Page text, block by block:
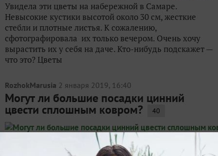
Увидела эти цветы на набережной в Самаре.
Невысокие кустики высотой около 30 см, жесткие
стебли и плотные листья. К сожалению,
сфотографировала их только вечером. Очень хочу
вырастить их у себя на даче. Кто-нибудь подскажет —
что это? Цветы
RozhokMarusia 2 января 2019, 16:40
Могут ли большие посадки цинний
цвести сплошным ковром? 40
Могут ли большие посадки цинний цвести сплошным
ковром? К цинниям отношусь нейтрально, сею их